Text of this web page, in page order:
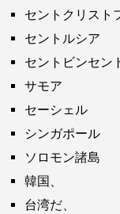
セントクリスト
セントルシア
セントビンセン
サモア
セーシェル
シンガポール
ソロモン諸島
韓国、
台湾だ、